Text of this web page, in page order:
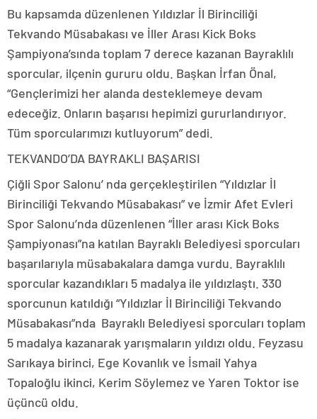
Bu kapsamda düzenlenen Yıldızlar İl Birinciliği
Tekvando Müsabakası ve İller Arası Kick Boks
Şampiyona’sında toplam 7 derece kazanan Bayraklılı
sporcular, ilçenin gururu oldu. Başkan İrfan Önal,
“Gençlerimizi her alanda desteklemeye devam
edeceğiz. Onların başarısı hepimizi gururlandırıyor.
Tüm sporcularımızı kutluyorum” dedi.
TEKVANDO’DA BAYRAKLI BAŞARISI
Çiğli Spor Salonu’ nda gerçekleştirilen “Yıldızlar İl
Birinciliği Tekvando Müsabakası” ve İzmir Afet Evleri
Spor Salonu’nda düzenlenen “İller arası Kick Boks
Şampiyonası”na katılan Bayraklı Belediyesi sporcuları
başarılarıyla müsabakalara damga vurdu. Bayraklılı
sporcular kazandıkları 5 madalya ile yıldızlaştı. 330
sporcunun katıldığı “Yıldızlar İl Birinciliği Tekvando
Müsabakası”nda Bayraklı Belediyesi sporcuları toplam
5 madalya kazanarak yarışmaların yıldızı oldu. Feyzasu
Sarıkaya birinci, Ege Kovanlık ve İsmail Yahya
Topaloğlu ikinci, Kerim Söylemez ve Yaren Toktor ise
üçüncü oldu.